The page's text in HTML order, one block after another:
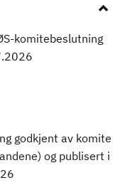
komitebeslutning
godkjent av komite
og publisert i